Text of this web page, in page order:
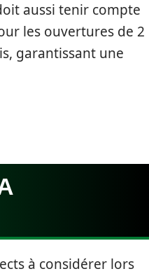
aussi tenir compte
les ouvertures de 2
garantissant une
à considérer lors